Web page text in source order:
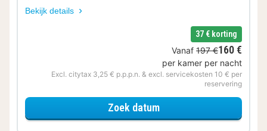
Bekijk details
37 € korting
Vanaf 197 €160 €
per kamer per nacht
Excl. citytax 3,25 € p.p.p.n. & excl. servicekosten 10 € per
reservering
Zoek datumvoor Varen & Ontdekken